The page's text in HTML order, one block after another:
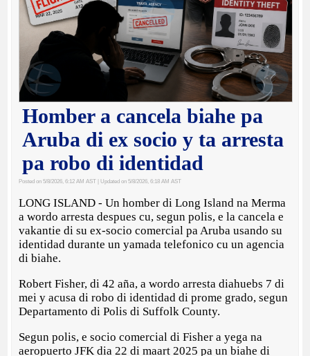
Homber a cancela biahe pa
Aruba di ex socio y ta arresta
pa robo di identidad
Posted on 5/8/2026, 6:12 AM AST | Updated on 5/8/2026, 6:18 AM AST
LONG ISLAND - Un homber di Long Island na Merma
a wordo arresta despues cu, segun polis, e la cancela e
vakantie di su ex-socio comercial pa Aruba usando su
identidad durante un yamada telefonico cu un agencia
di biahe.
Robert Fisher, di 42 aña, a wordo arresta diahuebs 7 di
mei y acusa di robo di identidad di prome grado, segun
Departamento di Polis di Suffolk County.
Segun polis, e socio comercial di Fisher a yega na
aeropuerto JFK dia 22 di maart 2025 pa un biahe di